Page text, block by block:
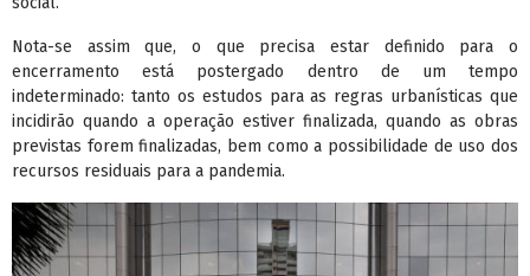
Nota-se assim que, o que precisa estar definido para o
encerramento está postergado dentro de um tempo
indeterminado: tanto os estudos para as regras urbanísticas que
incidirão quando a operação estiver finalizada, quando as obras
previstas forem finalizadas, bem como a possibilidade de uso dos
recursos residuais para a pandemia.